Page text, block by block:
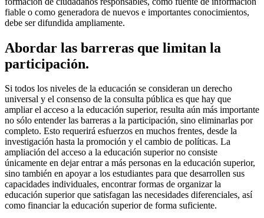
fiable o como generadora de nuevos e importantes conocimientos,
debe ser difundida ampliamente.
Abordar las barreras que limitan la
participación.
Si todos los niveles de la educación se consideran un derecho
universal y el consenso de la consulta pública es que hay que
ampliar el acceso a la educación superior, resulta aún más importante
no sólo entender las barreras a la participación, sino eliminarlas por
completo. Esto requerirá esfuerzos en muchos frentes, desde la
investigación hasta la promoción y el cambio de políticas. La
ampliación del acceso a la educación superior no consiste
únicamente en dejar entrar a más personas en la educación superior,
sino también en apoyar a los estudiantes para que desarrollen sus
capacidades individuales, encontrar formas de organizar la
educación superior que satisfagan las necesidades diferenciales, así
como financiar la educación superior de forma suficiente.